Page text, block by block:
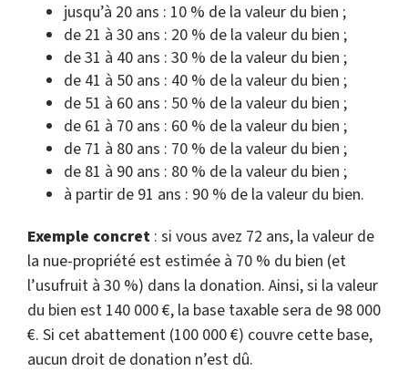
jusqu’à 20 ans : 10 % de la valeur du bien ;
de 21 à 30 ans : 20 % de la valeur du bien ;
de 31 à 40 ans : 30 % de la valeur du bien ;
de 41 à 50 ans : 40 % de la valeur du bien ;
de 51 à 60 ans : 50 % de la valeur du bien ;
de 61 à 70 ans : 60 % de la valeur du bien ;
de 71 à 80 ans : 70 % de la valeur du bien ;
de 81 à 90 ans : 80 % de la valeur du bien ;
à partir de 91 ans : 90 % de la valeur du bien.
Exemple concret : si vous avez 72 ans, la valeur de
la nue-propriété est estimée à 70 % du bien (et
l’usufruit à 30 %) dans la donation. Ainsi, si la valeur
du bien est 140 000 €, la base taxable sera de 98 000
€. Si cet abattement (100 000 €) couvre cette base,
aucun droit de donation n’est dû.